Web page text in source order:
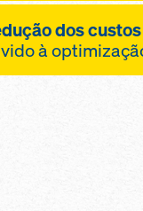
ainda mais os
Até 50% menos
também a
dos
à